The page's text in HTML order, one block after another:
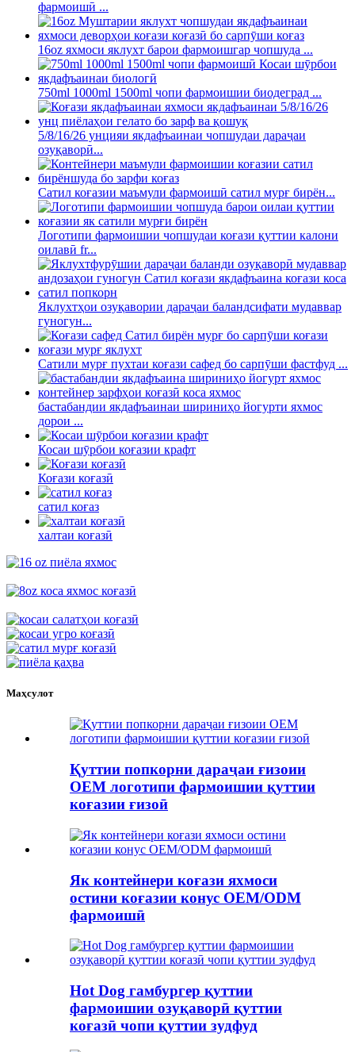
фармоишӣ ...
16oz яхмоси яклухт барои фармоишгар чопшуда ...
750ml 1000ml 1500ml чопи фармоишии биодеград ...
5/8/16/26 унцияи якдафъаинаи чопшудаи дараҷаи
озуқаворӣ...
Сатил коғазии маъмули фармоишӣ сатил мурғ бирён...
Логотипи фармоишии чопшудаи коғази қуттии калони
оилавӣ fr...
Яклухтҳои озуқавории дараҷаи баландсифати мудаввар
гуногун...
Сатили мурғ пухтаи коғази сафед бо сарпӯши фастфуд ...
бастабандии якдафъаинаи шириниҳо йогурти яхмос
дорои ...
Косаи шӯрбои коғазии крафт
Коғази коғазӣ
сатил коғаз
халтаи коғазӣ
Маҳсулот
Қуттии попкорни дараҷаи ғизоии
OEM логотипи фармоишии қуттии
коғазии ғизоӣ
Як контейнери коғази яхмоси
остини коғазии конус OEM/ODM
фармоишӣ
Hot Dog гамбургер қуттии
фармоишии озуқаворӣ қуттии
коғазӣ чопи қуттии зудфуд